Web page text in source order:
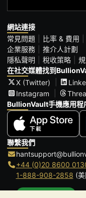
網站連接
常見問題
比率 & 費用
企業服務
推介人計劃
隱私聲明
稅收策略
在社交媒體找到
X (Twitter)
Instagram
BullionVault手機應用程
聯繫我們
+44 (0)20 8600
1-888-908-2858 (